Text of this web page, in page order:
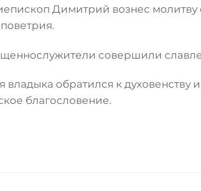
Димитрий вознес
совершили
обратился к
благословение.